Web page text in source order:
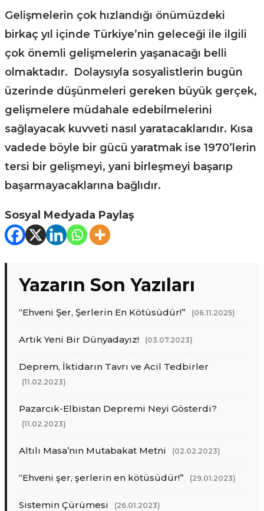
Gelişmelerin çok hızlandığı önümüzdeki
birkaç yıl içinde Türkiye’nin geleceği ile ilgili
çok önemli gelişmelerin yaşanacağı belli
olmaktadır. Dolaysıyla sosyalistlerin bugün
üzerinde düşünmeleri gereken büyük gerçek,
gelişmelere müdahale edebilmelerini
sağlayacak kuvveti nasıl yaratacaklarıdır. Kısa
vadede böyle bir gücü yaratmak ise 1970’lerin
tersi bir gelişmeyi, yani birleşmeyi başarıp
başarmayacaklarına bağlıdır.
Sosyal Medyada Paylaş
Yazarın Son Yazıları
“Ehveni Şer, Şerlerin En Kötüsüdür!” (06.11.2025)
Artık Yeni Bir Dünyadayız! (03.07.2023)
Deprem, İktidarın Tavrı ve Acil Tedbirler
(11.02.2023)
Pazarcık-Elbistan Depremi Neyi Gösterdi?
(11.02.2023)
Altılı Masa’nın Mutabakat Metni (02.02.2023)
“Ehveni şer, şerlerin en kötüsüdür!” (29.01.2023)
Sistemin Çürümesi (26.01.2023)